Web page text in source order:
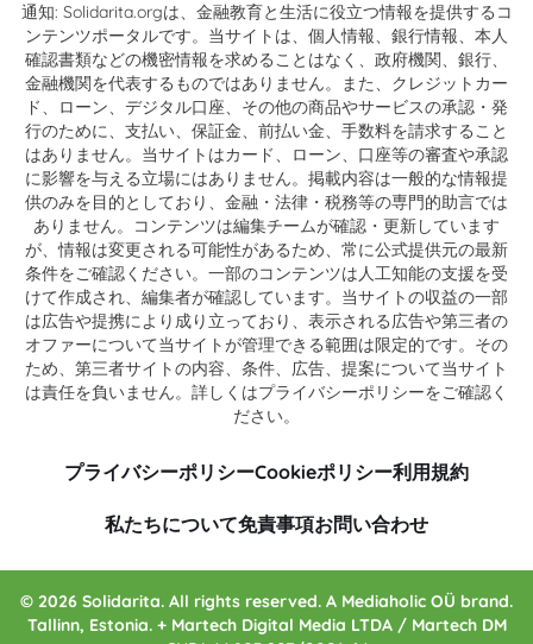
通知: Solidarita.orgは、金融教育と生活に役立つ情報を提供するコ
ンテンツポータルです。当サイトは、個人情報、銀行情報、本人
確認書類などの機密情報を求めることはなく、政府機関、銀行、
金融機関を代表するものではありません。また、クレジットカー
ド、ローン、デジタル口座、その他の商品やサービスの承認・発
行のために、支払い、保証金、前払い金、手数料を請求すること
はありません。当サイトはカード、ローン、口座等の審査や承認
に影響を与える立場にはありません。掲載内容は一般的な情報提
供のみを目的としており、金融・法律・税務等の専門的助言では
ありません。コンテンツは編集チームが確認・更新しています
が、情報は変更される可能性があるため、常に公式提供元の最新
条件をご確認ください。一部のコンテンツは人工知能の支援を受
けて作成され、編集者が確認しています。当サイトの収益の一部
は広告や提携により成り立っており、表示される広告や第三者の
オファーについて当サイトが管理できる範囲は限定的です。その
ため、第三者サイトの内容、条件、広告、提案について当サイト
は責任を負いません。詳しくはプライバシーポリシーをご確認く
ださい。
プライバシーポリシーCookieポリシー利用規約
私たちについて免責事項お問い合わせ
© 2026 Solidarita. All rights reserved. A Mediaholic OÜ brand.
Tallinn, Estonia. + Martech Digital Media LTDA / Martech DM